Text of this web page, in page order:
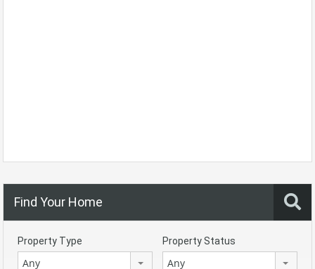
Find Your Home
Property Type
Any
Property Status
Any